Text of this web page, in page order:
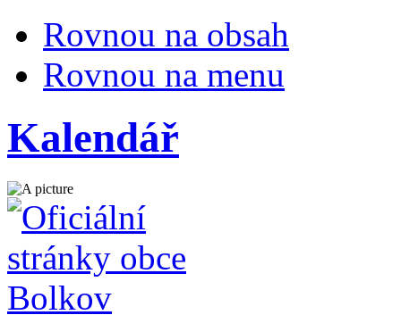
Rovnou na obsah
Rovnou na menu
Kalendář